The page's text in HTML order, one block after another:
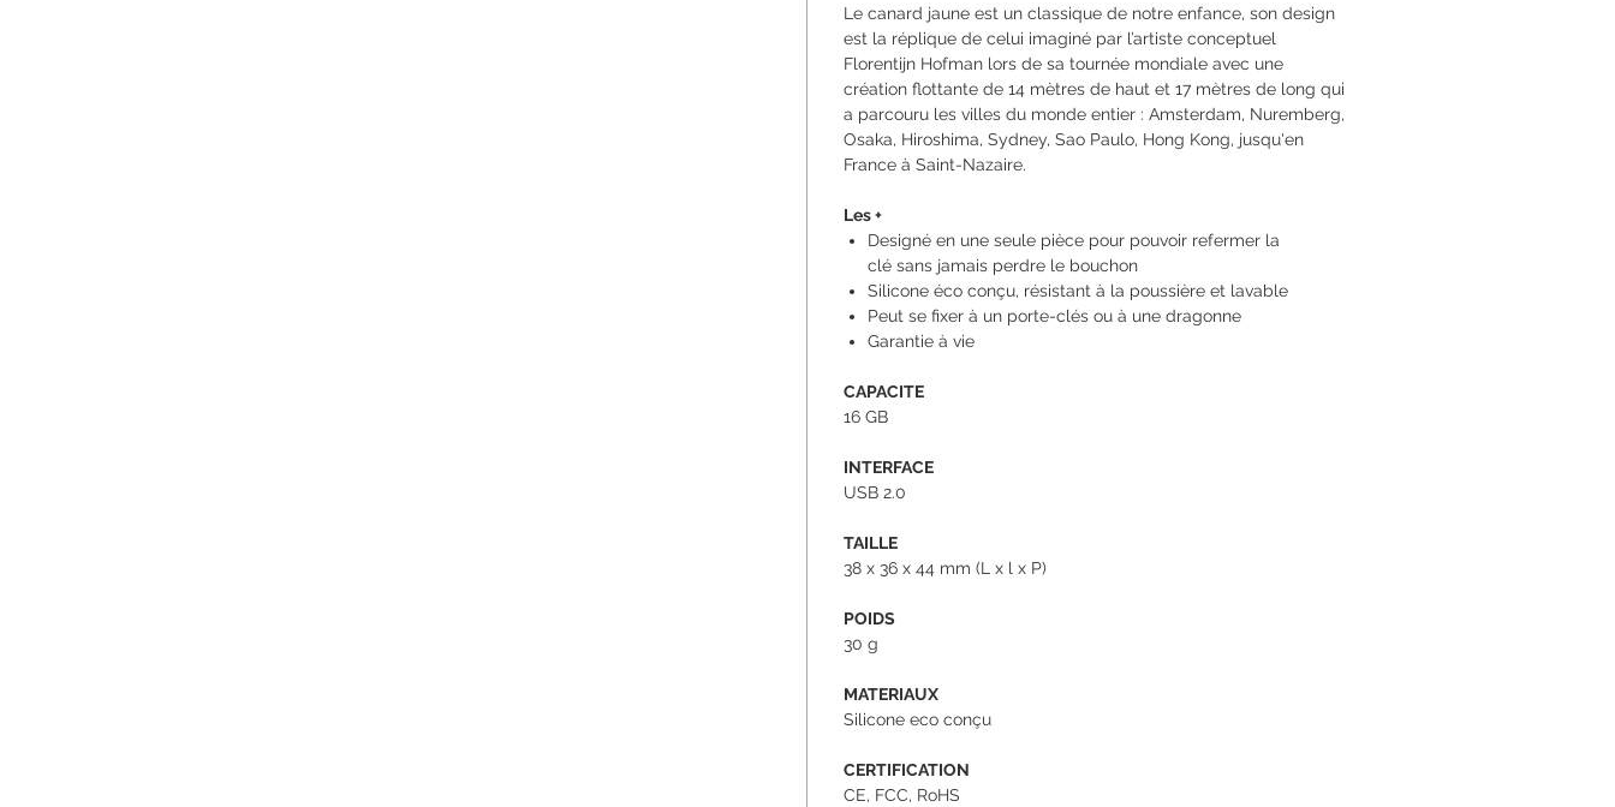
Le canard jaune est un classique de notre enfance, son design
est la réplique de celui imaginé par l’artiste conceptuel
Florentijn Hofman lors de sa tournée mondiale avec une
création flottante de 14 mètres de haut et 17 mètres de long qui
a parcouru les villes du monde entier : Amsterdam, Nuremberg,
Osaka, Hiroshima, Sydney, Sao Paulo, Hong Kong, jusqu'en
France à Saint-Nazaire.
Les +
Designé en une seule pièce pour pouvoir refermer la
clé sans jamais perdre le bouchon
Silicone éco conçu, résistant à la poussière et lavable
Peut se fixer à un porte-clés ou à une dragonne
Garantie à vie
CAPACITE
16 GB
INTERFACE
USB 2.0
TAILLE
38 x 36 x 44 mm (L x l x P)
POIDS
30 g
MATERIAUX
Silicone eco conçu
CERTIFICATION
CE, FCC, RoHS